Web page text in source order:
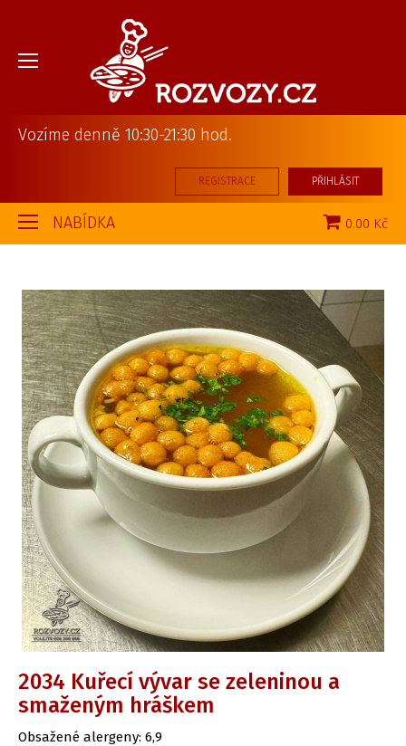
Vozíme denně 10:30-21:30 hod.
REGISTRACE PŘIHLÁSIT
NABÍDKA 0.00 Kč
2034 Kuřecí vývar se zeleninou a
smaženým hráškem
Obsažené alergeny: 6,9